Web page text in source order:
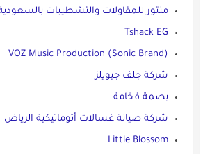
منتور للمقاولات والتشطيبات بالسعودية
Tshack EG
VOZ Music Production (Sonic Brand)
شركة جلف جيويلز
بصمة فخامة
شركة صيانة غسالات أتوماتيكية الرياض
Little Blossom